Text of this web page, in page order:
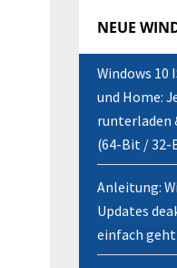
NEUE
Windows 10
und Home:
runterladen
(64-Bit / 32-
Anleitung:
Updates
einfach